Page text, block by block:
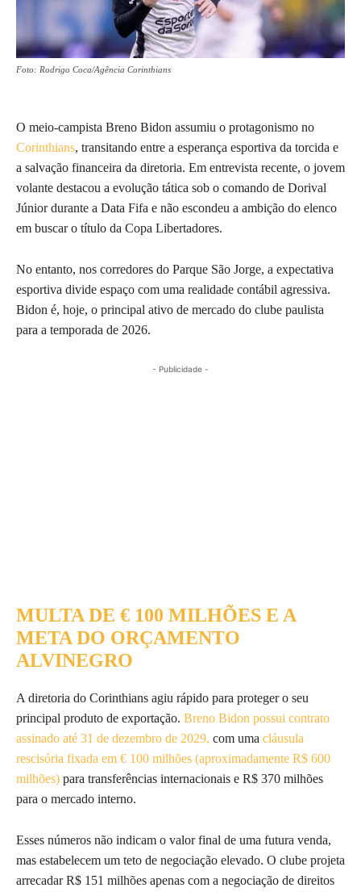
Foto: Rodrigo Coca/Agência Corinthians
O meio-campista Breno Bidon assumiu o protagonismo no
Corinthians, transitando entre a esperança esportiva da torcida e
a salvação financeira da diretoria. Em entrevista recente, o jovem
volante destacou a evolução tática sob o comando de Dorival
Júnior durante a Data Fifa e não escondeu a ambição do elenco
em buscar o título da Copa Libertadores.
No entanto, nos corredores do Parque São Jorge, a expectativa
esportiva divide espaço com uma realidade contábil agressiva.
Bidon é, hoje, o principal ativo de mercado do clube paulista
para a temporada de 2026.
- Publicidade -
MULTA DE € 100 MILHÕES E A
META DO ORÇAMENTO
ALVINEGRO
A diretoria do Corinthians agiu rápido para proteger o seu
principal produto de exportação. Breno Bidon possui contrato
assinado até 31 de dezembro de 2029, com uma cláusula
rescisória fixada em € 100 milhões (aproximadamente R$ 600
milhões) para transferências internacionais e R$ 370 milhões
para o mercado interno.
Esses números não indicam o valor final de uma futura venda,
mas estabelecem um teto de negociação elevado. O clube projeta
arrecadar R$ 151 milhões apenas com a negociação de direitos